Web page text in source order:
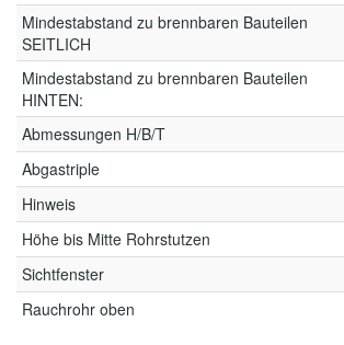
Mindestabstand zu brennbaren Bauteilen
SEITLICH
Mindestabstand zu brennbaren Bauteilen
HINTEN:
Abmessungen H/B/T
Abgastriple
Hinweis
Höhe bis Mitte Rohrstutzen
Sichtfenster
Rauchrohr oben